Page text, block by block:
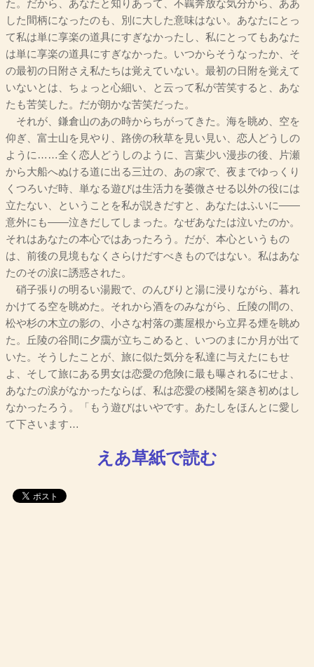
た。だから、あなたと知りあって、不覊奔放な気分から、ああ
した間柄になったのも、別に大した意味はない。あなたにとっ
て私は単に享楽の道具にすぎなかったし、私にとってもあなた
は単に享楽の道具にすぎなかった。いつからそうなったか、そ
の最初の日附さえ私たちは覚えていない。最初の日附を覚えて
いないとは、ちょっと心細い、と云って私が苦笑すると、あな
たも苦笑した。だが朗かな苦笑だった。
それが、鎌倉山のあの時からちがってきた。海を眺め、空を
仰ぎ、富士山を見やり、路傍の秋草を見い見い、恋人どうしの
ように……全く恋人どうしのように、言葉少い漫歩の後、片瀬
から大船へぬける道に出る三辻の、あの家で、夜までゆっくり
くつろいだ時、単なる遊びは生活力を萎微させる以外の役には
立たない、ということを私が説きだすと、あなたはふいに――
意外にも――泣きだしてしまった。なぜあなたは泣いたのか。
それはあなたの本心ではあったろう。だが、本心というもの
は、前後の見境もなくさらけだすべきものではない。私はあな
たのその涙に誘惑された。
硝子張りの明るい湯殿で、のんびりと湯に浸りながら、暮れ
かけてる空を眺めた。それから酒をのみながら、丘陵の間の、
松や杉の木立の影の、小さな村落の藁屋根から立昇る煙を眺め
た。丘陵の谷間に夕靄が立ちこめると、いつのまにか月が出て
いた。そうしたことが、旅に似た気分を私達に与えたにもせ
よ、そして旅にある男女は恋愛の危険に最も曝されるにせよ、
あなたの涙がなかったならば、私は恋愛の楼閣を築き初めはし
なかったろう。「もう遊びはいやです。あたしをほんとに愛し
て下さいます…
えあ草紙で読む